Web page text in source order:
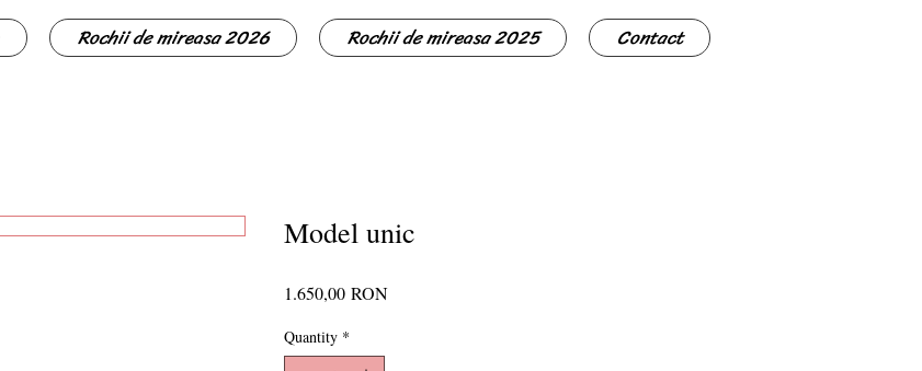
Rochii de mireasa 2026 Rochii de mireasa 2025 Contact
Model unic
1.650,00 RONPrice
Quantity *